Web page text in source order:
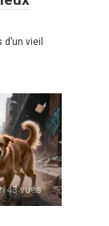
vieil
43 vues